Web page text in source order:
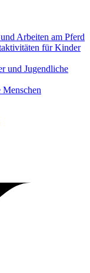
Arbeiten am Pferd
für Kinder
und Jugendliche